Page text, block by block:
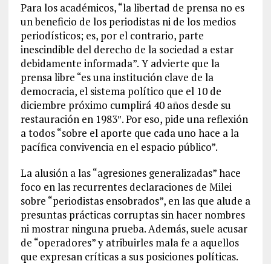
Para los académicos, “la libertad de prensa no es
un beneficio de los periodistas ni de los medios
periodísticos; es, por el contrario, parte
inescindible del derecho de la sociedad a estar
debidamente informada”. Y advierte que la
prensa libre “es una institución clave de la
democracia, el sistema político que el 10 de
diciembre próximo cumplirá 40 años desde su
restauración en 1983″. Por eso, pide una reflexión
a todos “sobre el aporte que cada uno hace a la
pacífica convivencia en el espacio público”.
La alusión a las “agresiones generalizadas” hace
foco en las recurrentes declaraciones de Milei
sobre “periodistas ensobrados”, en las que alude a
presuntas prácticas corruptas sin hacer nombres
ni mostrar ninguna prueba. Además, suele acusar
de “operadores” y atribuirles mala fe a aquellos
que expresan críticas a sus posiciones políticas.